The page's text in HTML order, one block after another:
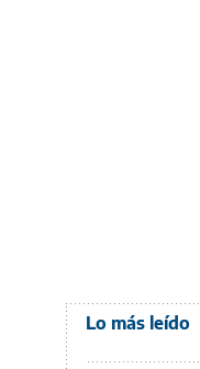
Lo más leído